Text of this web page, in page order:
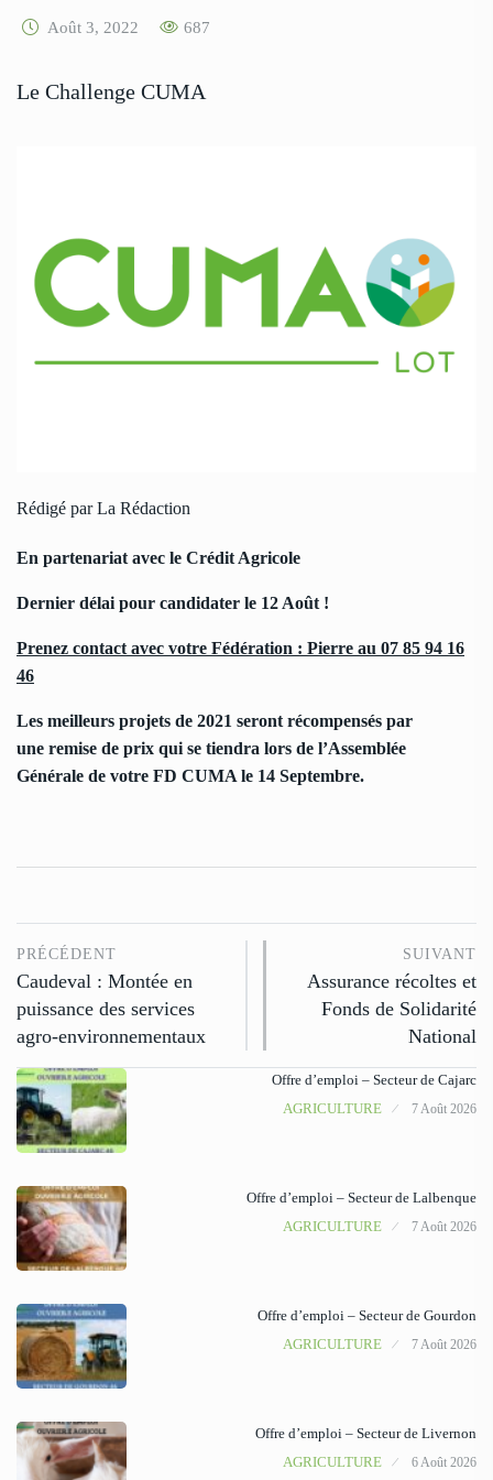
Août 3, 2022 687
Le Challenge CUMA
Rédigé par La Rédaction
En partenariat avec le Crédit Agricole
Dernier délai pour candidater le 12 Août !
Prenez contact avec votre Fédération : Pierre au 07 85 94 16
46
Les meilleurs projets de 2021 seront récompensés par
une remise de prix qui se tiendra lors de l’Assemblée
Générale de votre FD CUMA le 14 Septembre.
PRÉCÉDENT
Caudeval : Montée en
puissance des services
agro-environnementaux
SUIVANT
Assurance récoltes et
Fonds de Solidarité
National
Offre d’emploi – Secteur de Cajarc
AGRICULTURE
7 Août 2026
Offre d’emploi – Secteur de Lalbenque
AGRICULTURE
7 Août 2026
Offre d’emploi – Secteur de Gourdon
AGRICULTURE
7 Août 2026
Offre d’emploi – Secteur de Livernon
AGRICULTURE
6 Août 2026